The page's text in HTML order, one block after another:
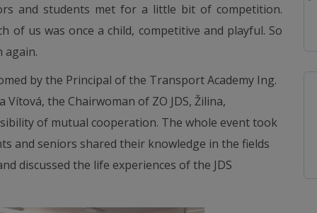
and students met for a little bit of competition.
of us was once a child, competitive and playful. So
again.
by the Principal of the Transport Academy Ing.
the Chairwoman of ZO JDS, Žilina,
of mutual cooperation. The whole event took
and seniors shared their knowledge in the fields
discussed the life experiences of the JDS